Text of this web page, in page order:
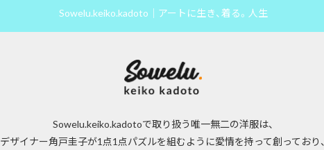
Sowelu.keiko.kadoto｜アートに生き、着る。人生
Sowelu.keiko.kadotoで取り扱う唯一無二の洋服は、
デザイナー角戸圭子が1点1点パズルを組むように愛情を持って創っており、